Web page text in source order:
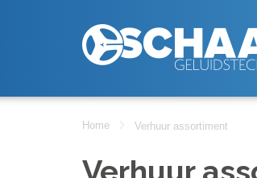
Home Verhuur assortiment